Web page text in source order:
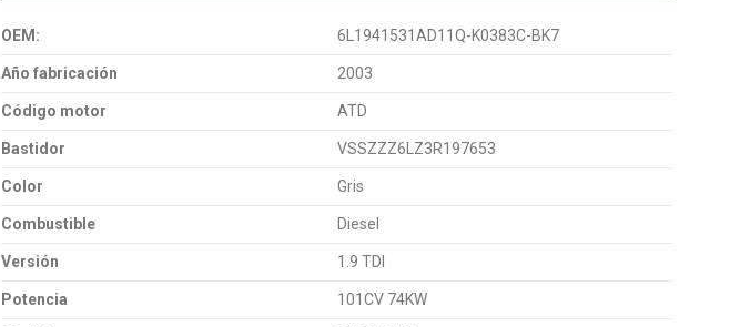
OEM: 6L1941531AD11Q-K0383C-BK7
Año fabricación 2003
Código motor ATD
Bastidor VSSZZZ6LZ3R197653
Color Gris
Combustible Diesel
Versión 1.9 TDI
Potencia 101CV 74KW